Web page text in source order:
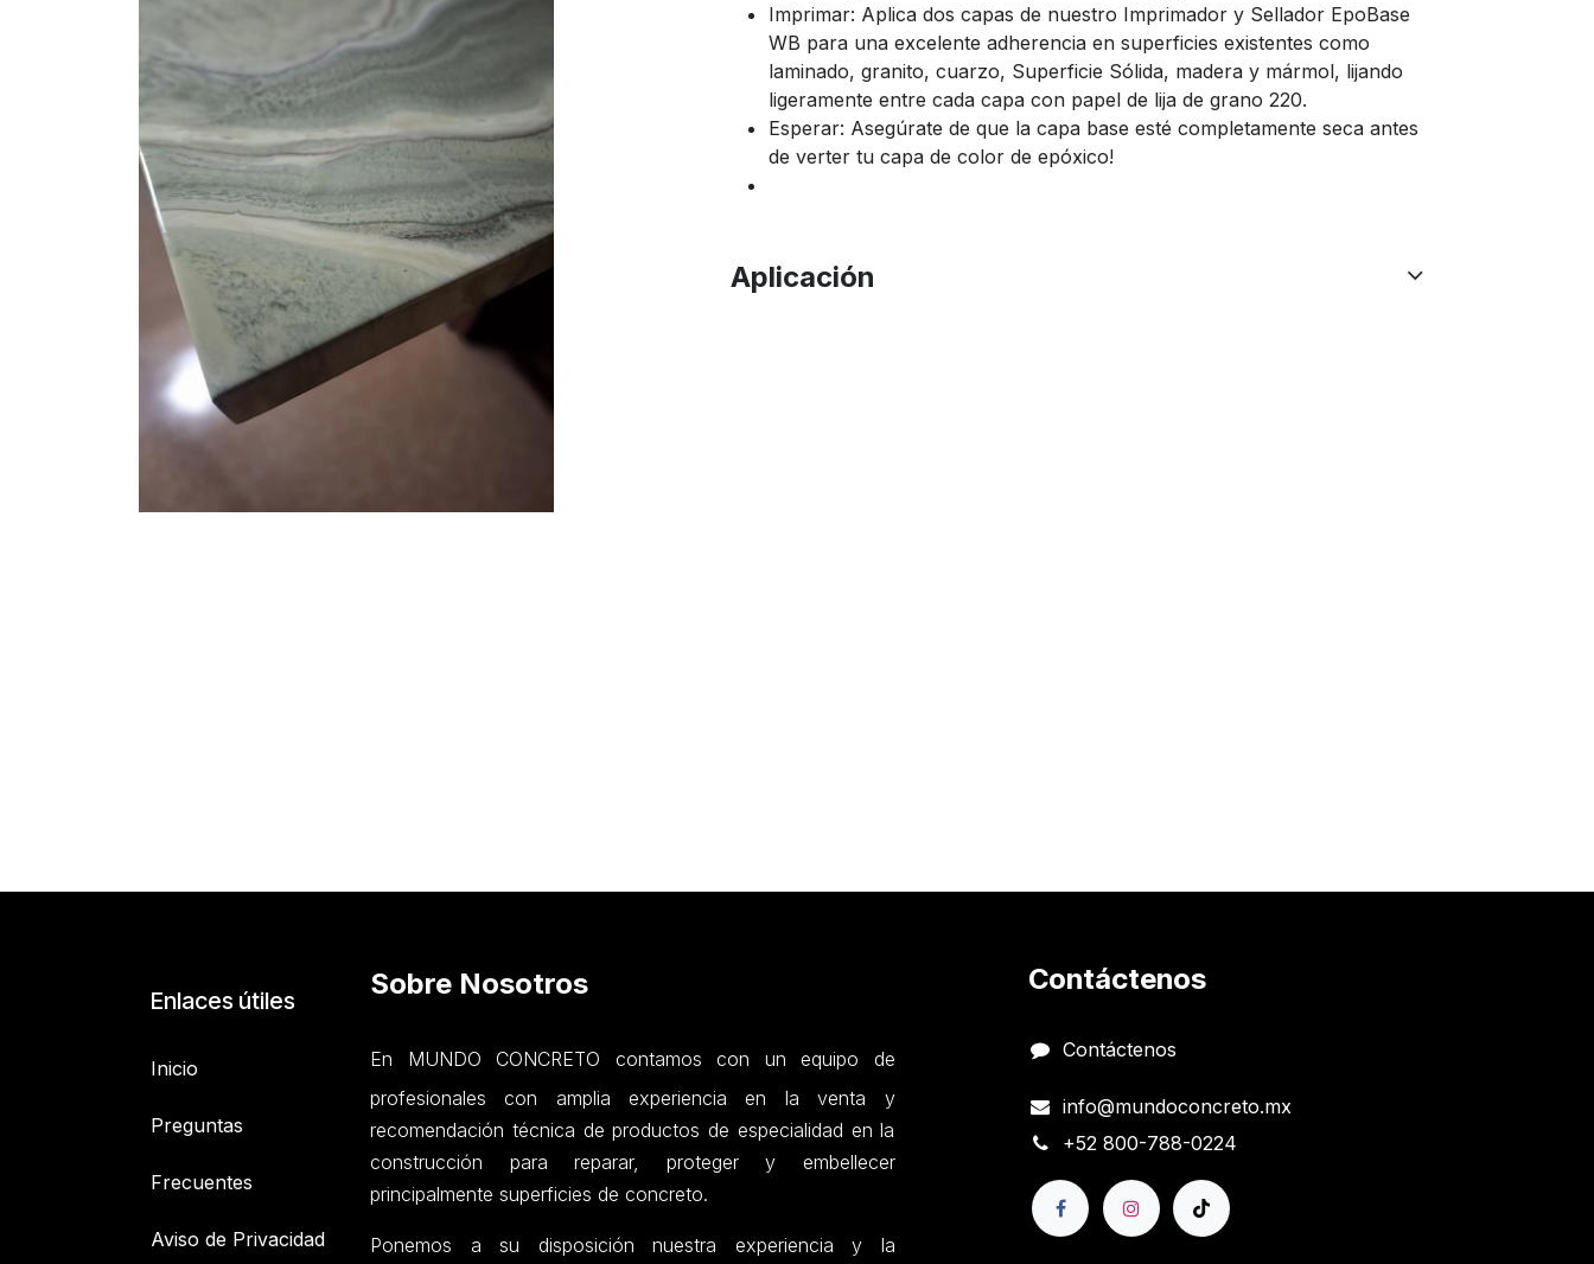
Imprimar: Aplica dos capas de nuestro Imprimador y Sellador EpoBase
WB para una excelente adherencia en superficies existentes como
laminado, granito, cuarzo, Superficie Sólida, madera y mármol, lijando
ligeramente entre cada capa con papel de lija de grano 220.
Esperar: Asegúrate de que la capa base esté completamente seca antes
de verter tu capa de color de epóxico!
Aplicación
Enlaces útiles
Inicio
Preguntas
Frecuentes
Aviso de Privacidad
Sobre Nosotros
En MUNDO CONCRETO contamos con un equipo de
profesionales con amplia experiencia en la venta y
recomendación técnica de productos de especialidad en la
construcción para reparar, proteger y embellecer
principalmente superficies de concreto.
Ponemos a su disposición nuestra experiencia y la
Contáctenos
Contáctenos
info@mundoconcreto.mx
+52 800-788-0224